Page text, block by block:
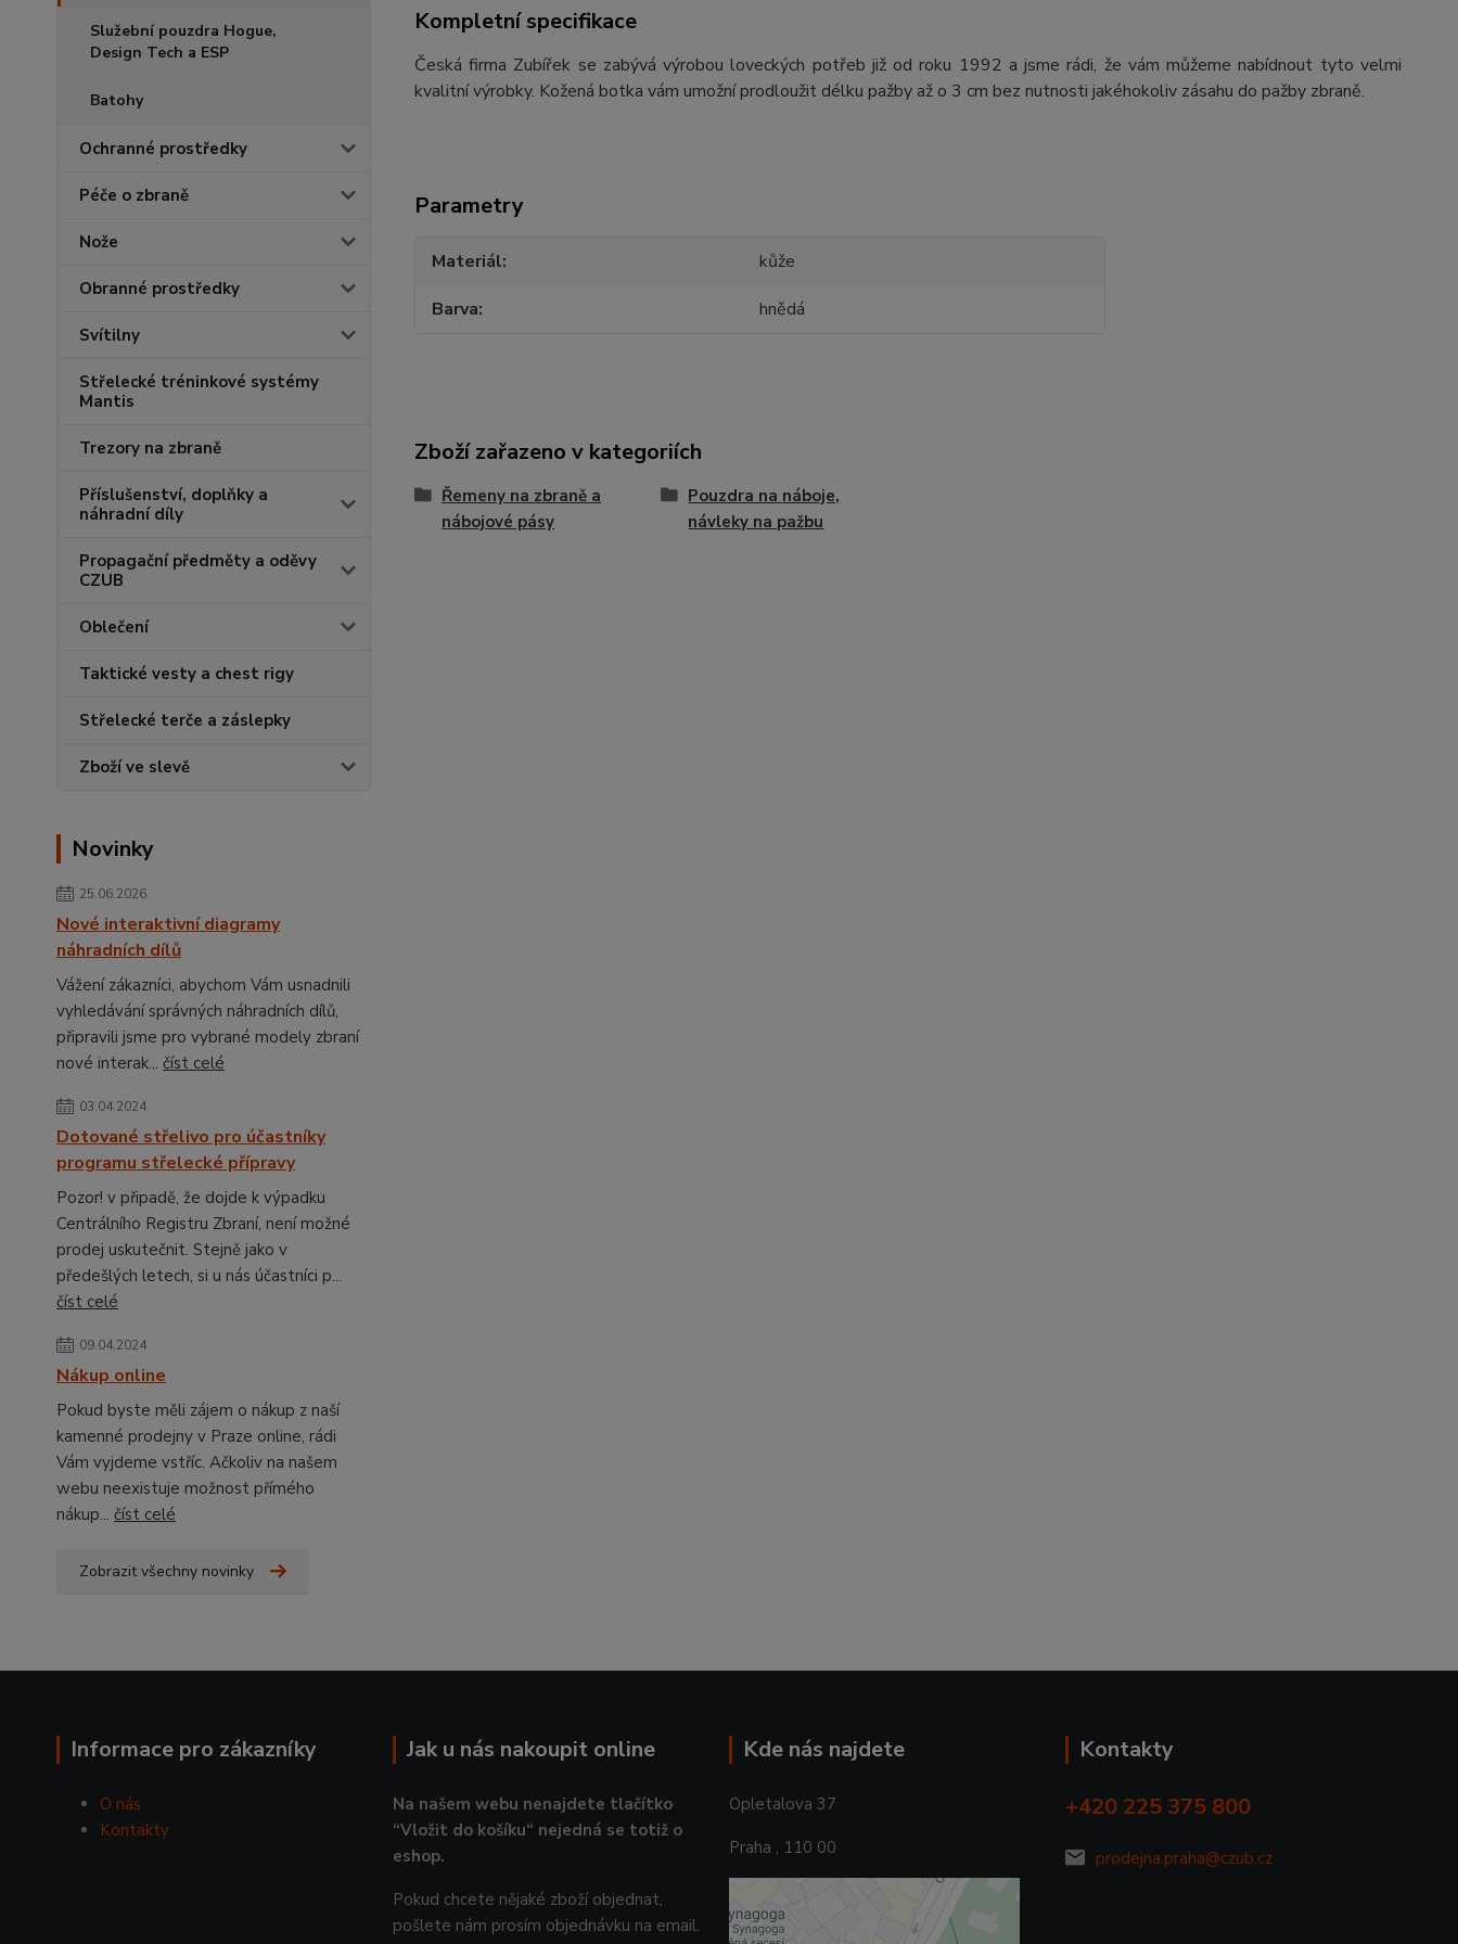
Služební pouzdra Hogue,
Design Tech a ESP
Batohy
Ochranné prostředky
Péče o zbraně
Nože
Obranné prostředky
Svítilny
Střelecké tréninkové systémy
Mantis
Trezory na zbraně
Příslušenství, doplňky a
náhradní díly
Propagační předměty a oděvy
CZUB
Oblečení
Taktické vesty a chest rigy
Střelecké terče a záslepky
Zboží ve slevě
Novinky
25.06.2026
Nové interaktivní diagramy
náhradních dílů
Vážení zákazníci, abychom Vám usnadnili
vyhledávání správných náhradních dílů,
připravili jsme pro vybrané modely zbraní
nové interak... číst celé
03.04.2024
Dotované střelivo pro účastníky
programu střelecké přípravy
Pozor! v připadě, že dojde k výpadku
Centrálního Registru Zbraní, není možné
prodej uskutečnit. Stejně jako v
předešlých letech, si u nás účastníci p...
číst celé
09.04.2024
Nákup online
Pokud byste měli zájem o nákup z naší
kamenné prodejny v Praze online, rádi
Vám vyjdeme vstříc. Ačkoliv na našem
webu neexistuje možnost přímého
nákup... číst celé
Zobrazit všechny novinky
Kompletní specifikace
Česká firma Zubířek se zabývá výrobou loveckých potřeb již od roku 1992 a jsme rádi, že vám můžeme nabídnout tyto velmi
kvalitní výrobky. Kožená botka vám umožní prodloužit délku pažby až o 3 cm bez nutnosti jakéhokoliv zásahu do pažby zbraně.
Parametry
Materiál
kůže
Barva
hnědá
Zboží zařazeno v kategoriích
Řemeny na zbraně a
nábojové pásy
Pouzdra na náboje,
návleky na pažbu
Informace pro zákazníky
O nás
Kontakty
Jak u nás nakoupit online
Na našem webu nenajdete tlačítko
“Vložit do košíku“ nejedná se totiž o
eshop.
Pokud chcete nějaké zboží objednat,
pošlete nám prosím objednávku na email.
Kde nás najdete
Opletalova 37
Praha , 110 00
Kontakty
+420 225 375 800
prodejna.praha@czub.cz